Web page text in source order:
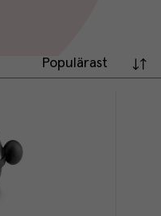
Populärast